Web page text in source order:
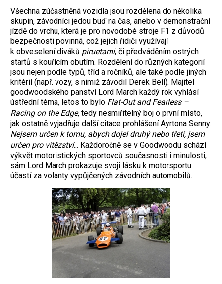
Všechna zúčastněná vozidla jsou rozdělena do několika
skupin, závodníci jedou buď na čas, anebo v demonstrační
jízdě do vrchu, která je pro novodobé stroje F1 z důvodů
bezpečnosti povinná, což jejich řidiči využívají
k obveselení diváků piruetami, či předváděním ostrých
startů s kouřícím obutím. Rozdělení do různých kategorií
jsou nejen podle typů, tříd a ročníků, ale také podle jiných
kritérií (např. vozy, s nimiž závodil Derek Bell). Majitel
goodwoodského panství Lord March každý rok vyhlásí
ústřední téma, letos to bylo Flat-Out and Fearless –
Racing on the Edge, tedy nesmiřitelný boj o první místo,
jak ostatně vyjadřuje další citace prohlášení Ayrtona Senny:
Nejsem určen k tomu, abych dojel druhý nebo třetí, jsem
určen pro vítězství... Každoročně se v Goodwoodu schází
výkvět motoristických sportovců současnosti i minulosti,
sám Lord March prokazuje svoji lásku k motorsportu
účastí za volanty vypůjčených závodních automobilů.